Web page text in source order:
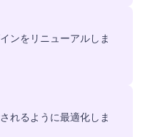
ンをリニューアルしま
れるように最適化しま